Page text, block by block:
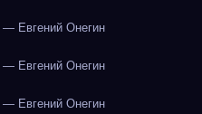
Евгений Онегин
Евгений Онегин
Евгений Онегин